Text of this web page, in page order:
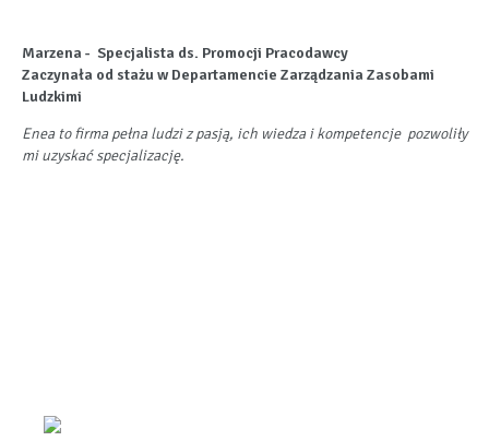
Marzena - Specjalista ds. Promocji Pracodawcy
Zaczynała od stażu w Departamencie Zarządzania Zasobami
Ludzkimi
Enea to firma pełna ludzi z pasją, ich wiedza i kompetencje pozwoliły
mi uzyskać specjalizację.